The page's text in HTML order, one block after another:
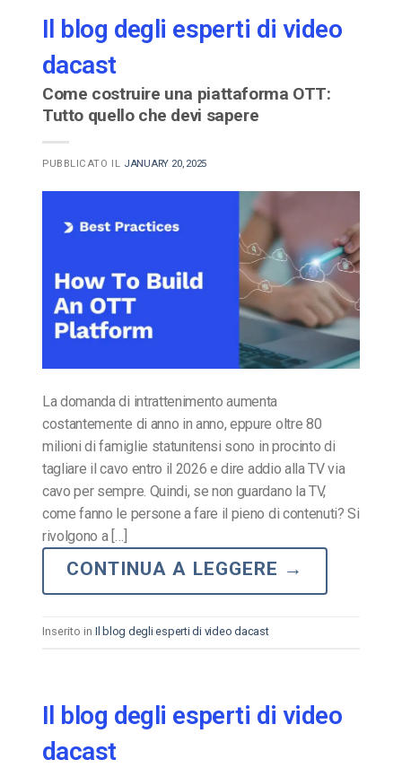
Il blog degli esperti di video
dacast
Come costruire una piattaforma OTT:
Tutto quello che devi sapere
PUBBLICATO IL JANUARY 20, 2025
La domanda di intrattenimento aumenta
costantemente di anno in anno, eppure oltre 80
milioni di famiglie statunitensi sono in procinto di
tagliare il cavo entro il 2026 e dire addio alla TV via
cavo per sempre. Quindi, se non guardano la TV,
come fanno le persone a fare il pieno di contenuti? Si
rivolgono a […]
CONTINUA A LEGGERE →
Inserito in Il blog degli esperti di video dacast
Il blog degli esperti di video
dacast